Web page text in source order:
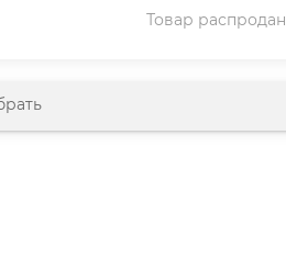
Товар распродан